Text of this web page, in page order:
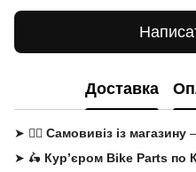
Доставка
➤ 🚶‍♂️ Самовивіз із магазину
➤ 🛵 Кур’єром Bike Parts по